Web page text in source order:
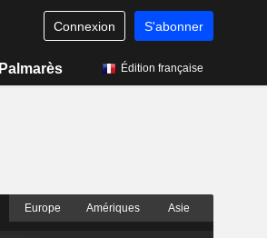
Connexion S'abonner
Palmarès Édition française
Europe Amériques Asie